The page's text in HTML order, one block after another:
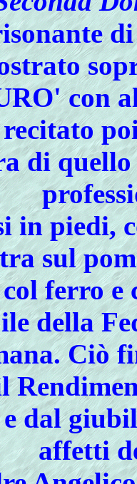
con
di quello
in piedi,
sul
ferro e
della
Ciò
dal
affetti